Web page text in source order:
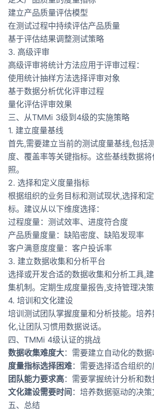
建立产品质量评估模型
在测试过程中持续评估产品质量
基于评估结果调整测试策略
3. 高级评审
高级评审将统计方法应用于评审过程：
使用统计抽样方法选择评审对象
基于数据分析优化评审过程
量化评估评审效果
三、从TMMi 3级到4级的实施策略
1. 建立度量基线
首先,需要建立当前的测试度量基线,包括
度、覆盖率等关键指标。这些基线数据
照。
2. 选择和定义度量指标
根据组织的业务目标和测试现状,选择和
标。建议从以下维度选择：
过程度量：测试效率、进度符合度
产品质量度量：缺陷密度、缺陷发现率
客户满意度度量：客户投诉率
3. 建立数据收集和分析平台
选择或开发合适的数据收集和分析工具,
集机制。定期生成度量报告,支持管理决策
4. 培训和文化建设
培训测试团队掌握度量和分析技能。培
化,让团队习惯用数据说话。
四、TMMi 4级认证的挑战
数据收集难度大：需要建立自动化的数据
度量指标选择困难：需要选择适合组织
团队能力要求高：需要掌握统计分析和
文化建设需要时间 ：培养数据驱动的决
五、总结